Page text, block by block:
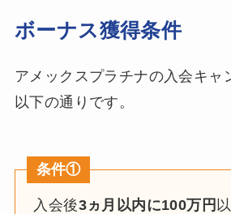
ボーナス獲得条件
アメックスプラチナの入会キャ
以下の通りです。
条件①
入会後3ヵ月以内に100万円